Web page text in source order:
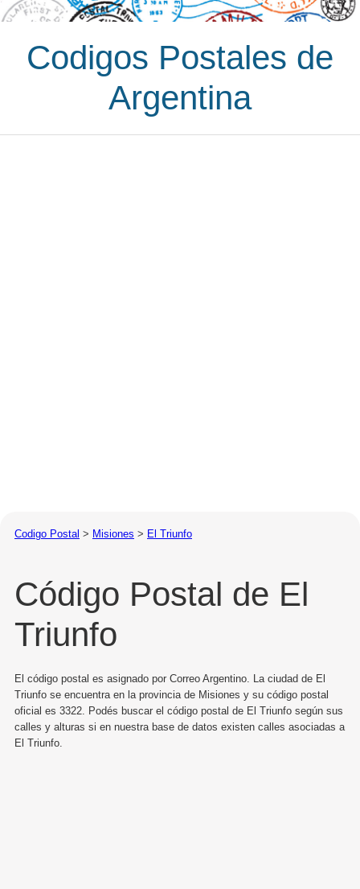
Codigos Postales de
Argentina
Codigo Postal > Misiones > El Triunfo
Código Postal de El
Triunfo
El código postal es asignado por Correo Argentino. La ciudad de El
Triunfo se encuentra en la provincia de Misiones y su código postal
oficial es 3322. Podés buscar el código postal de El Triunfo según sus
calles y alturas si en nuestra base de datos existen calles asociadas a
El Triunfo.